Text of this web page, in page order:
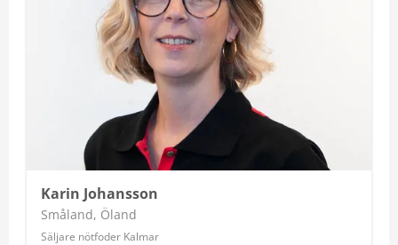
Karin Johansson
Småland, Öland
Säljare nötfoder Kalmar